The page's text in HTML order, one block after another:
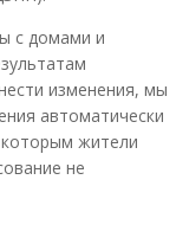
с домами и
изменения, мы
автоматически
которым жители
не